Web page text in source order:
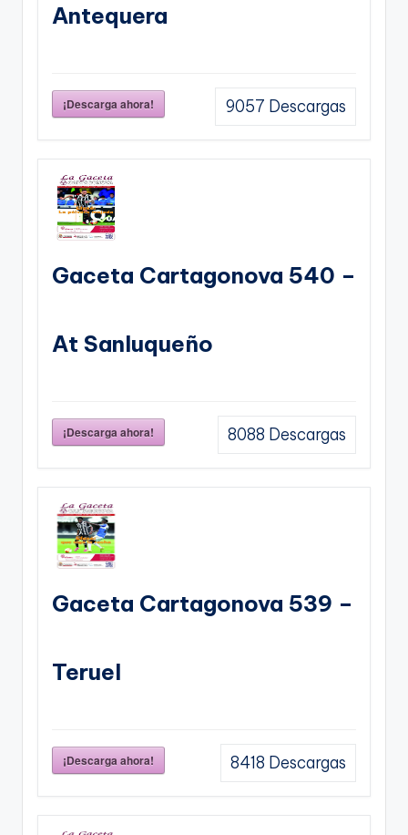
Antequera
¡Descarga ahora! 9057 Descargas
Gaceta Cartagonova 540 –
At Sanluqueño
¡Descarga ahora! 8088 Descargas
Gaceta Cartagonova 539 –
Teruel
¡Descarga ahora! 8418 Descargas